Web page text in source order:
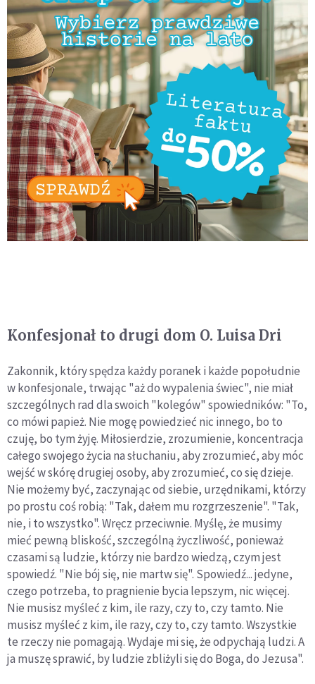
Konfesjonał to drugi dom O. Luisa Dri
Zakonnik, który spędza każdy poranek i każde popołudnie
w konfesjonale, trwając "aż do wypalenia świec", nie miał
szczególnych rad dla swoich "kolegów" spowiedników: "To,
co mówi papież. Nie mogę powiedzieć nic innego, bo to
czuję, bo tym żyję. Miłosierdzie, zrozumienie, koncentracja
całego swojego życia na słuchaniu, aby zrozumieć, aby móc
wejść w skórę drugiej osoby, aby zrozumieć, co się dzieje.
Nie możemy być, zaczynając od siebie, urzędnikami, którzy
po prostu coś robią: "Tak, dałem mu rozgrzeszenie". "Tak,
nie, i to wszystko". Wręcz przeciwnie. Myślę, że musimy
mieć pewną bliskość, szczególną życzliwość, ponieważ
czasami są ludzie, którzy nie bardzo wiedzą, czym jest
spowiedź. "Nie bój się, nie martw się". Spowiedź... jedyne,
czego potrzeba, to pragnienie bycia lepszym, nic więcej.
Nie musisz myśleć z kim, ile razy, czy to, czy tamto. Nie
musisz myśleć z kim, ile razy, czy to, czy tamto. Wszystkie
te rzeczy nie pomagają. Wydaje mi się, że odpychają ludzi. A
ja muszę sprawić, by ludzie zbliżyli się do Boga, do Jezusa".